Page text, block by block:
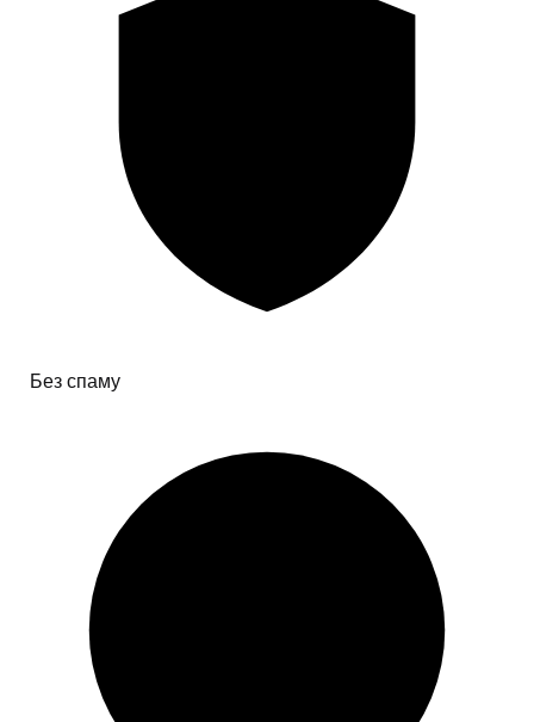
Без спаму